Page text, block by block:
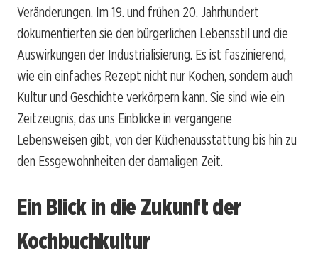
Veränderungen. Im 19. und frühen 20. Jahrhundert
dokumentierten sie den bürgerlichen Lebensstil und die
Auswirkungen der Industrialisierung. Es ist faszinierend,
wie ein einfaches Rezept nicht nur Kochen, sondern auch
Kultur und Geschichte verkörpern kann. Sie sind wie ein
Zeitzeugnis, das uns Einblicke in vergangene
Lebensweisen gibt, von der Küchenausstattung bis hin zu
den Essgewohnheiten der damaligen Zeit.
Ein Blick in die Zukunft der
Kochbuchkultur